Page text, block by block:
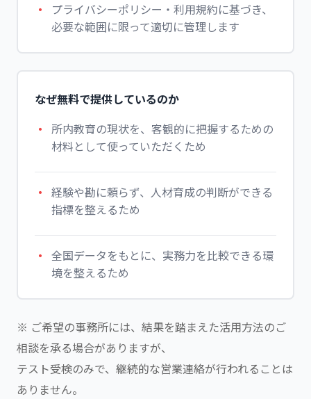
プライバシーポリシー・利用規約に基づき、
必要な範囲に限って適切に管理します
なぜ無料で提供しているのか
所内教育の現状を、客観的に把握するための
材料として使っていただくため
経験や勘に頼らず、人材育成の判断ができる
指標を整えるため
全国データをもとに、実務力を比較できる環
境を整えるため
※ ご希望の事務所には、結果を踏まえた活用方法のご
相談を承る場合がありますが、
テスト受検のみで、継続的な営業連絡が行われることは
ありません。